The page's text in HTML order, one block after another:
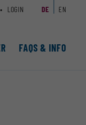
FAQS & INFO
LOGIN DE EN